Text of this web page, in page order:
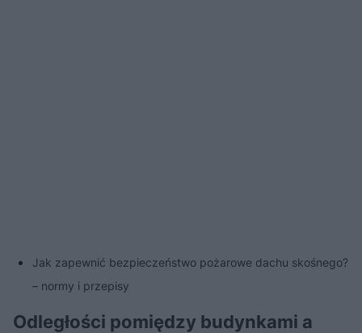
Jak zapewnić bezpieczeństwo pożarowe dachu skośnego?
– normy i przepisy
Odległości pomiędzy budynkami a